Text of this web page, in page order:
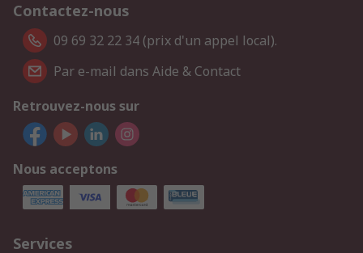
Contactez-nous
09 69 32 22 34 (prix d'un appel local).
Par e-mail dans Aide & Contact
Retrouvez-nous sur
Nous acceptons
Services